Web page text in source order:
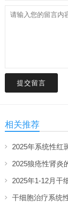
提交留言
相关推荐
2025狼疮性肾炎